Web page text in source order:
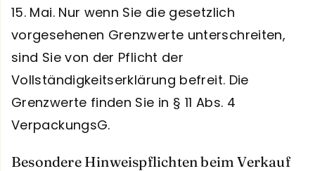
15. Mai. Nur wenn Sie die gesetzlich
vorgesehenen Grenzwerte unterschreiten,
sind Sie von der Pflicht der
Vollständigkeitserklärung befreit. Die
Grenzwerte finden Sie in § 11 Abs. 4
VerpackungsG.
Besondere Hinweispflichten beim Verkauf